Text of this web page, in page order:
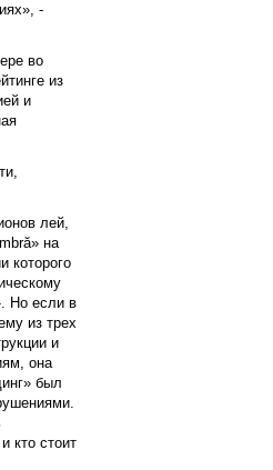
-
во
из
и
лей,
на
которого
Но если в
из трех
и
она
был
кто стоит